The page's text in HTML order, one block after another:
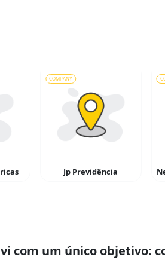
COMPANY
Jp Previdência
com um único objetivo: